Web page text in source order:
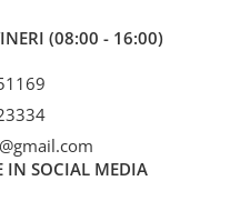
laterala
(08:00 - 16:00)
IN SOCIAL MEDIA